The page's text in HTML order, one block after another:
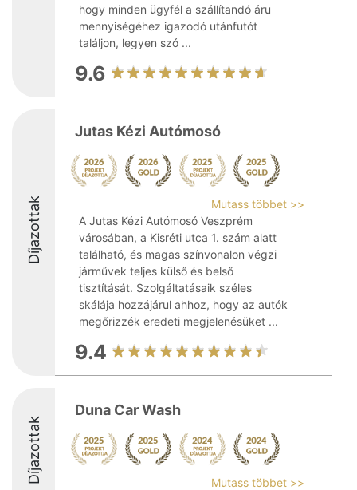
hogy minden ügyfél a szállítandó áru
mennyiségéhez igazodó utánfutót
találjon, legyen szó ...
9.6
Díjazottak
Jutas Kézi Autómosó
Mutass többet >>
A Jutas Kézi Autómosó Veszprém
városában, a Kisréti utca 1. szám alatt
található, és magas színvonalon végzi
járművek teljes külső és belső
tisztítását. Szolgáltatásaik széles
skálája hozzájárul ahhoz, hogy az autók
megőrizzék eredeti megjelenésüket ...
9.4
Díjazottak
Duna Car Wash
Mutass többet >>